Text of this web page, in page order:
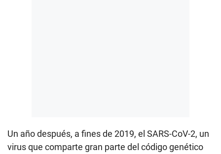
Un año después, a fines de 2019, el SARS-CoV-2, un
virus que comparte gran parte del código genético